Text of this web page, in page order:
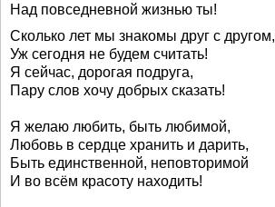
Над повседневной жизнью ты!
Сколько лет мы знакомы друг с другом,
Уж сегодня не будем считать!
Я сейчас, дорогая подруга,
Пару слов хочу добрых сказать!
Я желаю любить, быть любимой,
Любовь в сердце хранить и дарить,
Быть единственной, неповторимой
И во всём красоту находить!